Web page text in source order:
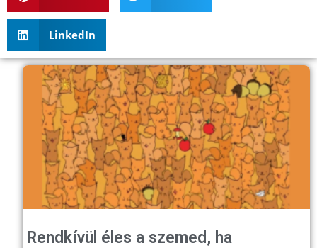
LinkedIn
Rendkívül éles a szemed, ha